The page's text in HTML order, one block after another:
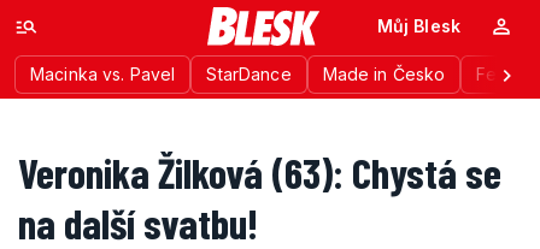
Macinka vs. Pavel StarDance Made in Česko
Můj Blesk
Veronika Žilková (63): Chystá se
na další svatbu!